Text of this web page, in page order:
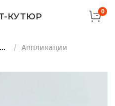
КУТЮР 0
... Аппликации